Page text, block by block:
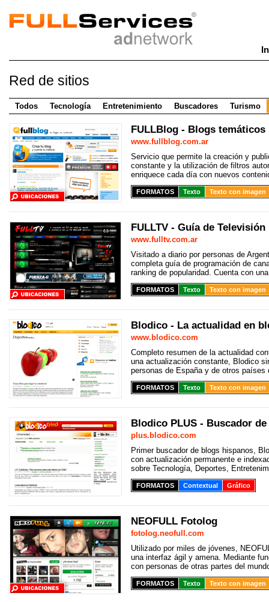
Red publicitaria
online.
Red de sitios
Todos Tecnología Entretenimiento Buscadores Turismo
FULLBlog - Blogs temáticos
www.fullblog.com.ar
Servicio que permite la creación y
constante y la utilización de filtros
enriquece cada día con nuevos
FORMATOS Texto Texto con imagen
FULLTV - Guía de Televisión
www.fulltv.com.ar
Visitado a diario por personas de
completa guía de programación de
ranking de popularidad. Cuenta con
FORMATOS Texto Texto con imagen
Blodico - La actualidad en
www.blodico.com
Completo resumen de la actualidad
una actualización constante, Blodico
personas de España y de otros países
FORMATOS Texto Texto con imagen
Blodico PLUS - Buscador
plus.blodico.com
Primer buscador de blogs hispanos,
con actualización permanente e
sobre Tecnología, Deportes,
FORMATOS Contextual Gráfico
NEOFULL Fotolog
fotolog.neofull.com
Utilizado por miles de jóvenes,
una interfaz ágil y amena. Mediante
con personas de otras partes del
FORMATOS Texto Texto con imagen